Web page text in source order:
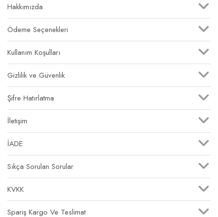
Hakkımızda
Ödeme Seçenekleri
Kullanım Koşulları
Gizlilik ve Güvenlik
Şifre Hatırlatma
İletişim
İADE
Sıkça Sorulan Sorular
KVKK
Spariş Kargo Ve Teslimat